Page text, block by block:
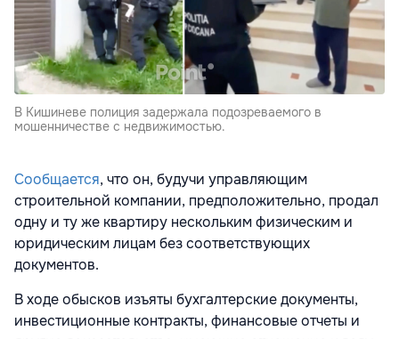
В Кишиневе полиция задержала подозреваемого в
мошенничестве с недвижимостью.
Сообщается, что он, будучи управляющим
строительной компании, предположительно, продал
одну и ту же квартиру нескольким физическим и
юридическим лицам без соответствующих
документов.
В ходе обысков изъяты бухгалтерские документы,
инвестиционные контракты, финансовые отчеты и